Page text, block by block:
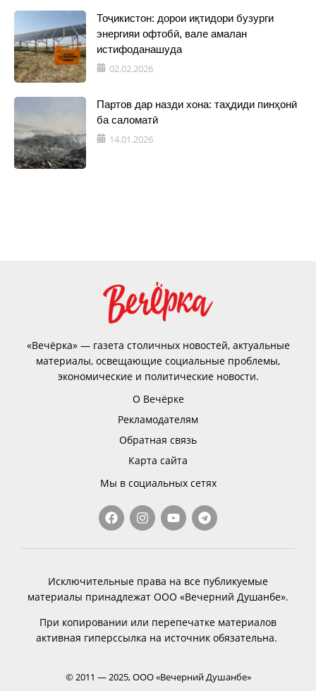
Тоҷикистон: дорои иқтидори бузурги
энергияи офтобӣ, вале амалан
истифоданашуда
02.02.2026
Партов дар назди хона: таҳдиди пинҳонӣ
ба саломатӣ
14.01.2026
«Вечёрка» — газета столичных новостей, актуальные
материалы, освещающие социальные проблемы,
экономические и политические новости.
О Вечёрке
Рекламодателям
Обратная связь
Карта сайта
Мы в социальных сетях
Исключительные права на все публикуемые
материалы принадлежат ООО «Вечерний Душанбе».
При копировании или перепечатке материалов
активная гиперссылка на источник обязательна.
© 2011 — 2025, ООО «Вечерний Душанбе»